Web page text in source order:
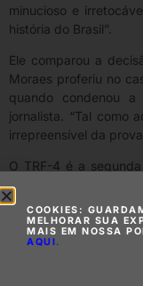
minucioso e
história do Brasil”.
Ele comparou a
Moraes proferiu no
quando condenou
jornalista. “Tal como
irrepreensível da
O TRF-4 é a
Operação Lava
meses de força-
dos quais
entrada está a
COOKIES:
MELHORAR SUA
MAIS EM NOSSA
AQUI.